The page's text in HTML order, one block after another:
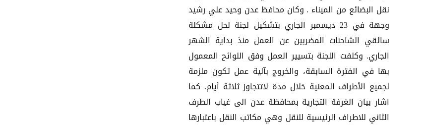
نقل البضائع من الميناء . وكان محافظ عدن وحيد علي رشيد
وجهة في 23 ديسمبر الجاري بتشكيل لجنة لحل مشكلة
سائقي الشاحنات المضربين عن العمل منذ بداية الشهر
الجاري. وكلفت اللجنة بتسيير العمل وفق اللوائح المعمول
بها في الفترة السابقة، والخروج بآلية عمل تكون ملزمة
لجميع الأطراف المعنية خلال مدة لاتتجاوز ثلاثة أيام. كما
اشار بيان الغرفة التجارية بمحافظة عدن الى غياب الطرف
الثاني للاطراف الرئيسية للنقل وهي مكاتب النقل باعتبارها